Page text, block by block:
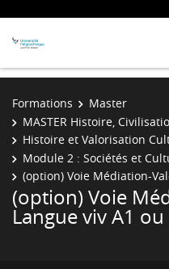
Formations
Master
MASTER Histoire,
Histoire et Valorisation
Module 2 : Sociétés et
(option) Voie Médiation-
(option) Voie
Langue viv A1 ou